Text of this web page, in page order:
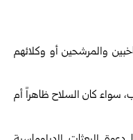
والمرشحين أو وكلائهم
سواء كان السلاح ظاهراً أم